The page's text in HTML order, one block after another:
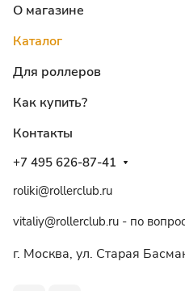
О магазине
Каталог
Для роллеров
Как купить?
Контакты
+7 495 626-87-41
roliki@rollerclub.ru
vitaliy@rollerclub.ru - по
г. Москва, ул. Старая